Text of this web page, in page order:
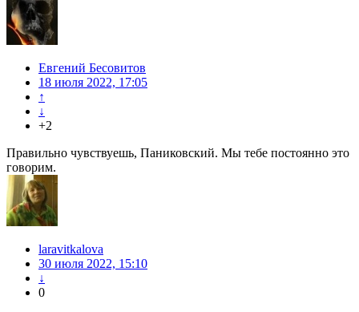
Евгений Бесовитов
18 июля 2022, 17:05
↑
↓
+2
Правильно чувствуешь, Паниковский. Мы тебе постоянно это
говорим.
laravitkalova
30 июля 2022, 15:10
↓
0